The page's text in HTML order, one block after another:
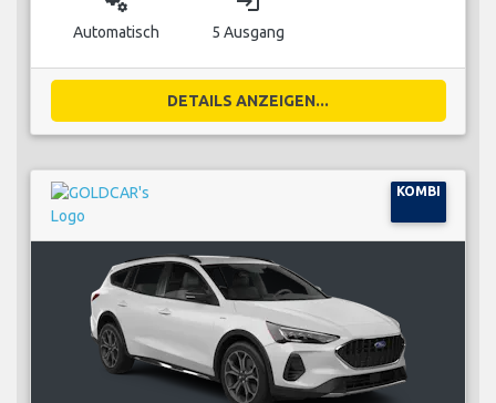
Automatisch 5 Ausgang
DETAILS ANZEIGEN...
KOMBI